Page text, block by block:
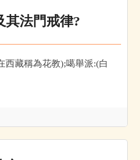
其法門戒律?
西藏稱為花教);噶舉派:(白